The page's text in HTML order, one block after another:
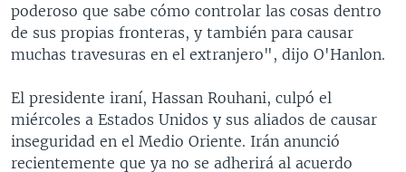
poderoso que sabe cómo controlar las cosas dentro
de sus propias fronteras, y también para causar
muchas travesuras en el extranjero", dijo O'Hanlon.
El presidente iraní, Hassan Rouhani, culpó el
miércoles a Estados Unidos y sus aliados de causar
inseguridad en el Medio Oriente. Irán anunció
recientemente que ya no se adherirá al acuerdo